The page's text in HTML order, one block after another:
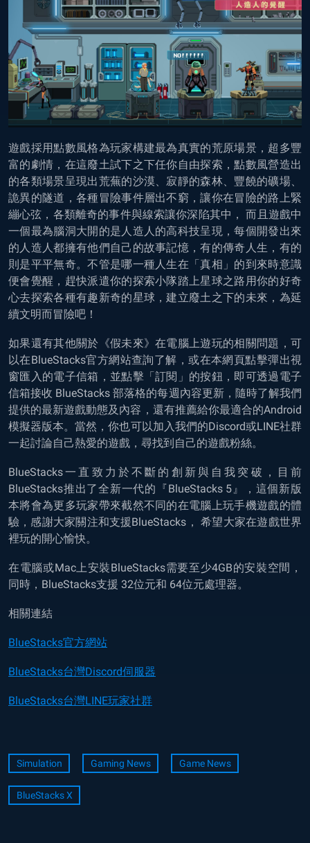
遊戲採用點數風格為玩家構建最為真實的荒原場景，超多豐
富的劇情，在這廢土試下之下任你自由探索，點數風營造出
的各類場景呈現出荒蕪的沙漠、寂靜的森林、豐饒的礦場、
詭異的隧道，各種冒險事件層出不窮，讓你在冒險的路上緊
繃心弦，各類離奇的事件與線索讓你深陷其中， 而且遊戲中
一個最為腦洞大開的是人造人的高科技呈現，每個開發出來
的人造人都擁有他們自己的故事記憶，有的傳奇人生，有的
則是平平無奇。不管是哪一種人生在「真相」的到來時意識
便會覺醒，趕快派遣你的探索小隊踏上星球之路用你的好奇
心去探索各種有趣新奇的星球，建立廢土之下的未來，為延
續文明而冒險吧！
如果還有其他關於《假未來》在電腦上遊玩的相關問題，可
以在BlueStacks官方網站查詢了解，或在本網頁點擊彈出視
窗匯入的電子信箱，並點擊「訂閱」的按鈕，即可透過電子
信箱接收 BlueStacks 部落格的每週內容更新，隨時了解我們
提供的最新遊戲動態及內容，還有推薦給你最適合的Android
模擬器版本。當然，你也可以加入我們的Discord或LINE社群
一起討論自己熱愛的遊戲，尋找到自己的遊戲粉絲。
BlueStacks一直致力於不斷的創新與自我突破，目前
BlueStacks推出了全新一代的『BlueStacks 5』，這個新版
本將會為更多玩家帶來截然不同的在電腦上玩手機遊戲的體
驗，感謝大家關注和支援BlueStacks， 希望大家在遊戲世界
裡玩的開心愉快。
在電腦或Mac上安裝BlueStacks需要至少4GB的安裝空間，
同時，BlueStacks支援 32位元和 64位元處理器。
相關連結
BlueStacks官方網站
BlueStacks台灣Discord伺服器
BlueStacks台灣LINE玩家社群
Simulation Gaming News Game News
BlueStacks X